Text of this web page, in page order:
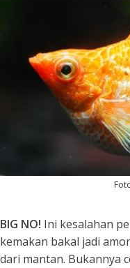
BIG NO! Ini kesalahan
kemakan bakal jadi
dari mantan. Bukannya